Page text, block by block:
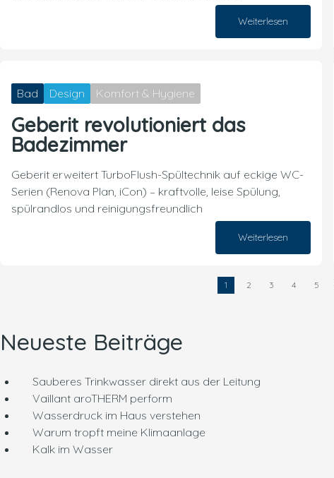
16. Juli 2026
Weiterlesen
Bad Design Komfort & Hygiene
Geberit revolutioniert das
Badezimmer
Geberit erweitert TurboFlush-Spültechnik auf eckige WC-
Serien (Renova Plan, iCon) – kraftvolle, leise Spülung,
spülrandlos und reinigungsfreundlich
07. Juli 2026
Weiterlesen
1 2 3 4 5
Neueste Beiträge
Sauberes Trinkwasser direkt aus der Leitung
Vaillant aroTHERM perform
Wasserdruck im Haus verstehen
Warum tropft meine Klimaanlage
Kalk im Wasser